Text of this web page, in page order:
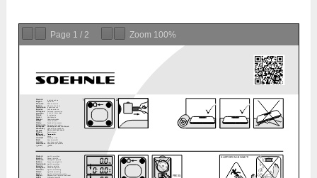
Page 1 /2 Zoom 100%